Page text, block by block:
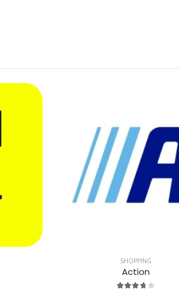
SHOPPING
Action